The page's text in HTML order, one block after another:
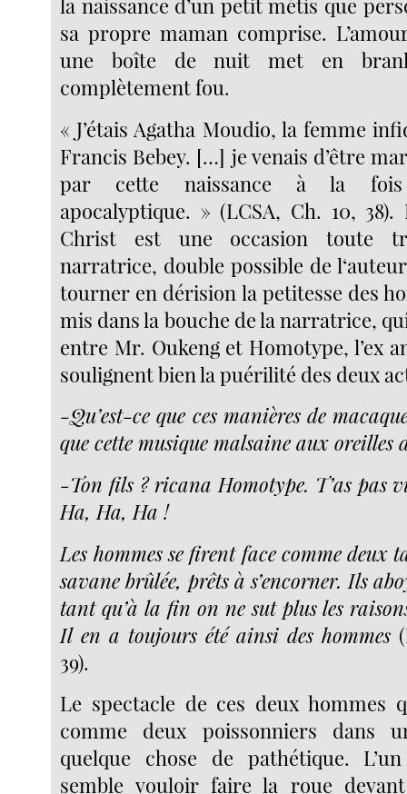
la naissance d’un petit métis que
sa propre maman comprise.
une boîte de nuit met en
complètement fou.
« J’étais Agatha Moudio, la femme
Francis Bebey. […] je venais d’être
par cette naissance à la
apocalyptique. » (LCSA, Ch. 10, 38).
Christ est une occasion toute
narratrice, double possible de
tourner en dérision la petitesse des
mis dans la bouche de la narratrice,
entre Mr. Oukeng et Homotype, l’ex
soulignent bien la puérilité des deux
-Qu’est-ce que ces manières de
que cette musique malsaine aux oreilles
-Ton fils ? ricana Homotype. T’as pas
Ha, Ha, Ha !
Les hommes se firent face comme deux
savane brûlée, prêts à s’encorner. Ils
tant qu’à la fin on ne sut plus les
Il en a toujours été ainsi des hommes
39).
Le spectacle de ces deux hommes
comme deux poissonniers dans
quelque chose de pathétique.
semble vouloir faire la roue